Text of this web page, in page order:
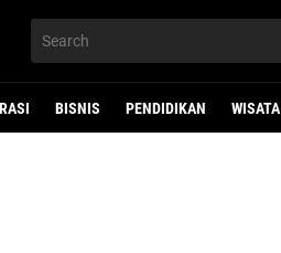
BISNIS PENDIDIKAN WISATA